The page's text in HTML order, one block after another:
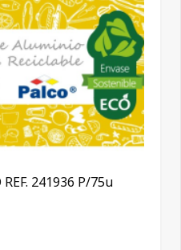
241936 P/75u